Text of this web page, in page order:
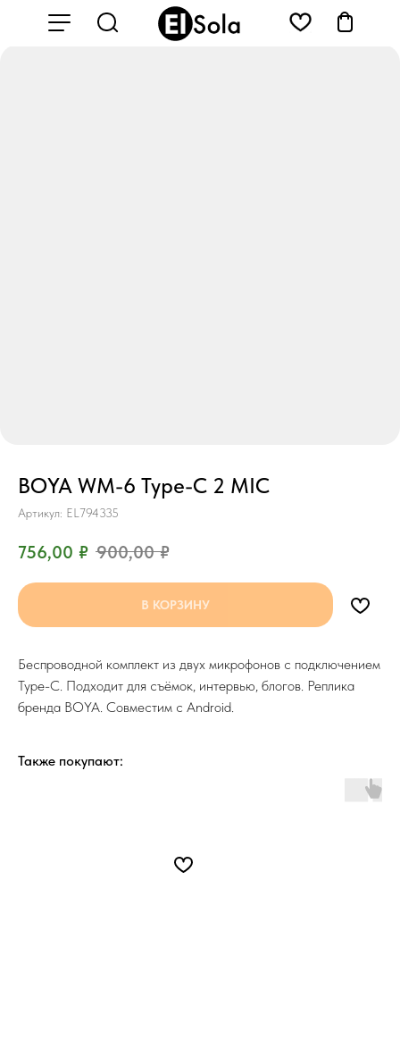
BOYA WM-6 Type-C 2 MIC
Артикул: EL794335
756,00 ₽ 900,00 ₽
В КОРЗИНУ
Беспроводной комплект из двух микрофонов с подключением
Type-C. Подходит для съёмок, интервью, блогов. Реплика
бренда BOYA. Совместим с Android.
Также покупают: